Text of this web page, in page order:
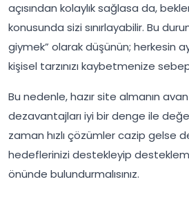
açısından kolaylık sağlasa da,
konusunda sizi sınırlayabilir. Bu
giymek” olarak düşünün; herkesin
kişisel tarzınızı kaybetmenize
Bu nedenle, hazır site almanın
dezavantajları iyi bir denge ile
zaman hızlı çözümler cazip gelse
hedeflerinizi destekleyip
önünde bulundurmalısınız.